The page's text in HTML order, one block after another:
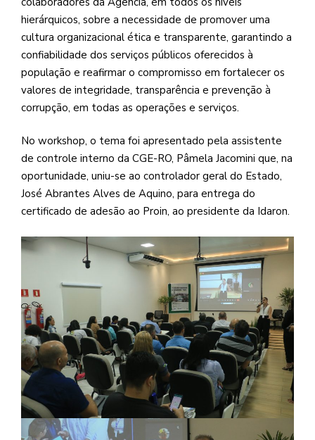
hierárquicos, sobre a necessidade de promover uma
cultura organizacional ética e transparente, garantindo a
confiabilidade dos serviços públicos oferecidos à
população e reafirmar o compromisso em fortalecer os
valores de integridade, transparência e prevenção à
corrupção, em todas as operações e serviços.
No workshop, o tema foi apresentado pela assistente
de controle interno da CGE-RO, Pâmela Jacomini que, na
oportunidade, uniu-se ao controlador geral do Estado,
José Abrantes Alves de Aquino, para entrega do
certificado de adesão ao Proin, ao presidente da Idaron.